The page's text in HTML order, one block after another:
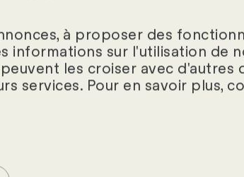
à proposer des
informations sur l'utilisation de
les croiser avec d'autres
services. Pour en savoir plus,
des check-lists et